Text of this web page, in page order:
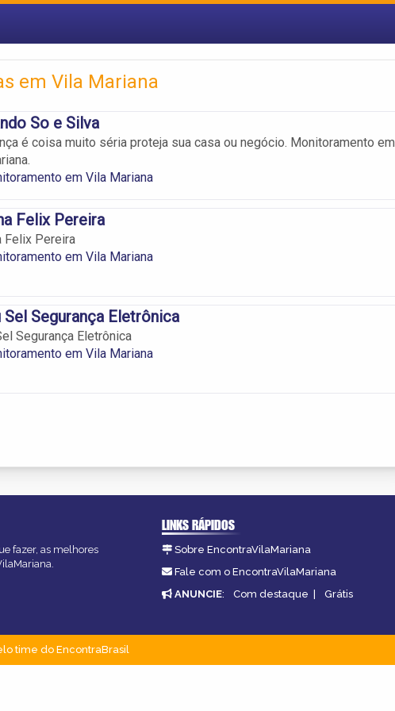
em Vila Mariana
So e Silva
é coisa muito séria proteja sua casa ou negócio. Monitoramento em
em Vila Mariana
Felix Pereira
Felix Pereira
em Vila Mariana
Sel Segurança Eletrônica
Segurança Eletrônica
em Vila Mariana
fazer, as melhores
LINKS RÁPIDOS
Sobre EncontraVilaMariana
Fale com o EncontraVilaMariana
ANUNCIE: Com destaque | Grátis
time do EncontraBrasil